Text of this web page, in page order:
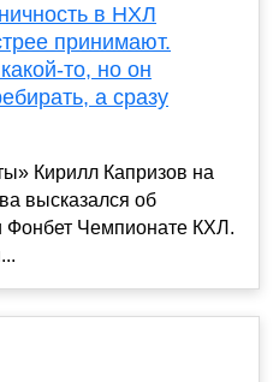
в НХЛ
принимают.
то, но он
а сразу
Кирилл Капризов на
высказался об
Фонбет Чемпионате КХЛ.